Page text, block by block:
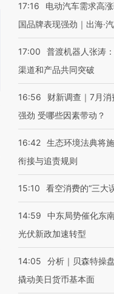
17:16
电动汽车需求高
国品牌表现强劲｜出海·
17:00
普渡机器人张涛
渠道和产品共同突破
16:56
财新调查｜7月
强劲 受哪些因素带动？
16:42 生态环境法典将
衔接与追责规则
15:10 看空消费的“三大
14:59
中东局势催化东
光伏新政加速转型
14:05
分析｜贝森特操
撬动美日货币基本面